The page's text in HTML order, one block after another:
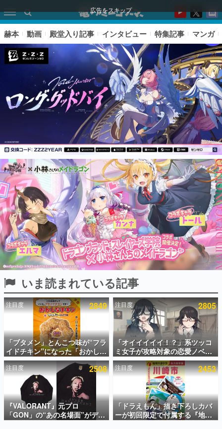
広告をスキップ
ピックアップ
電ファミのいま読まれている記事ランキング
アプリセール情報
インタビュー
連載・特集一覧
殿堂入り記事
SNS拡散数が数千以上！ ページビュー数万以上！ などな
ど。多くの人々に読まれた、電ファミ渾身の“殿堂入り”記
事をまとめました。
ゲームの企画書
名作ゲームクリエイターの方々に製作時のエピソードをお
聞きし、ヒットする企画（ゲーム）とは何か？を探ってい
きます。
赫本
この物語を解いてはいけない。『赫本』は、〈試験問題〉
の形をした短編ホラー小説集です。
新世代に訊く
これからのデジタルゲーム市場を担う若きクリエイター達
の姿を追い、彼らのルーツと情熱を探っていきます。
赫本 動画 殿堂入り記事 インタビュー 特集記事 マンガ
いま読まれている記事
注目度 2849
「ブタメン」とんこつ味が“フラ
イドチキン”になった「おかしな
チキン」が登場。8月11日より
全国のセブンイレブンで順次発
売、 「ブタメンくん」がデザイ
ンされた専用袋が先着でついて
くるキャンペーンも実施
注目度 2805
「オイイイイイ！？」系ツッコ
ミ女子が攻略対象の恋愛ノベル
ゲーム『美術部カノジョ』
Steamストアページが公開。
「お前らーそろそろ自重しろ
ー？＾＾」暗黒微笑の夢女子
や、萌え声不思議ちゃん女子と
青春を謳歌
注目度 2508
『VALORANT』元プロ
「GON」の“あの名場面”がデザ
インされた新作グッズが本日8月
注目度 2453
「ドラえもん」描き下ろしカバ
ーが初回限定で付属する『地球
の歩き方 川崎市』が8月6日に発